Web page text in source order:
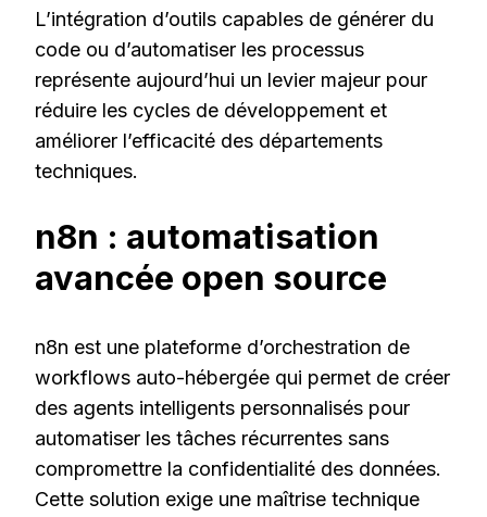
L’intégration d’outils capables de générer du
code ou d’automatiser les processus
représente aujourd’hui un levier majeur pour
réduire les cycles de développement et
améliorer l’efficacité des départements
techniques.
n8n : automatisation
avancée open source
n8n est une plateforme d’orchestration de
workflows auto-hébergée qui permet de créer
des agents intelligents personnalisés pour
automatiser les tâches récurrentes sans
compromettre la confidentialité des données.
Cette solution exige une maîtrise technique